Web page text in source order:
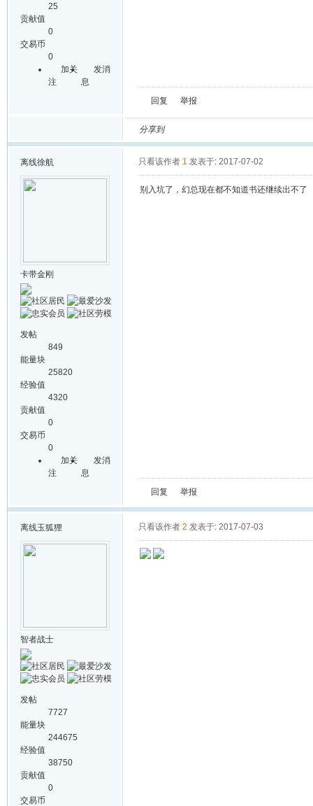
25
贡献值
0
交易币
0
加关
注
发消
息
回复 举报
分享到
离线徐航
卡带金刚
发帖
849
能量块
25820
经验值
4320
贡献值
0
交易币
0
加关
注
发消
息
只看该作者 1 发表于: 2017-07-02
别入坑了，幻总现在都不知道书还继续出不了
回复 举报
离线玉狐狸
智者战士
发帖
7727
能量块
244675
经验值
38750
贡献值
0
交易币
只看该作者 2 发表于: 2017-07-03